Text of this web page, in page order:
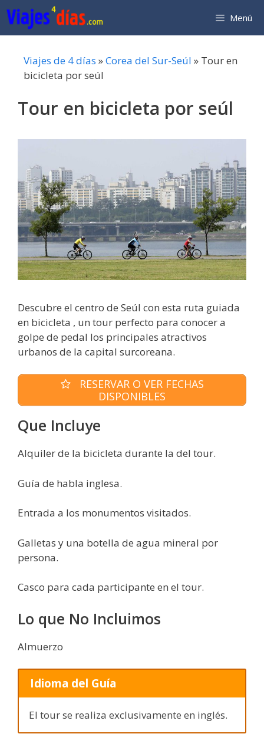
Saltar
al
contenido
Menú
Viajes de 4 días »Corea del Sur-Seúl » Tour en
bicicleta por seúl
Tour en bicicleta por seúl
Descubre el centro de Seúl con esta ruta guiada
en bicicleta , un tour perfecto para conocer a
golpe de pedal los principales atractivos
urbanos de la capital surcoreana.
RESERVAR O VER FECHAS
DISPONIBLES
Que Incluye
Alquiler de la bicicleta durante la del tour.
Guía de habla inglesa.
Entrada a los monumentos visitados.
Galletas y una botella de agua mineral por
persona.
Casco para cada participante en el tour.
Lo que No Incluimos
Almuerzo
Idioma del Guía
El tour se realiza exclusivamente en inglés.